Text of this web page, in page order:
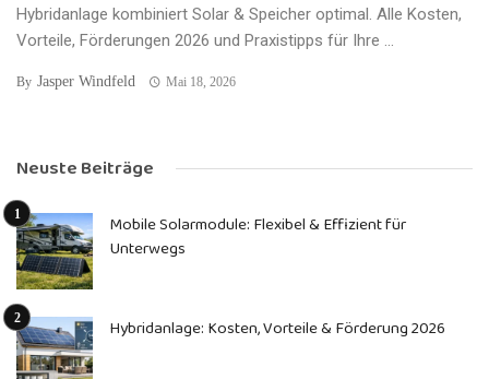
Hybridanlage kombiniert Solar & Speicher optimal. Alle Kosten,
Vorteile, Förderungen 2026 und Praxistipps für Ihre ...
By Jasper Windfeld Mai 18, 2026
Neuste Beiträge
Mobile Solarmodule: Flexibel & Effizient für
Unterwegs
Hybridanlage: Kosten, Vorteile & Förderung 2026